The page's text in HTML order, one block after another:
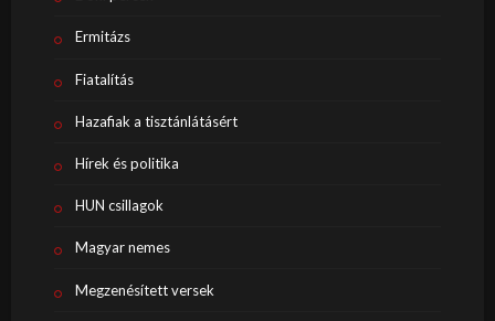
Ermitázs
Fiatalítás
Hazafiak a tisztánlátásért
Hírek és politika
HUN csillagok
Magyar nemes
Megzenésített versek